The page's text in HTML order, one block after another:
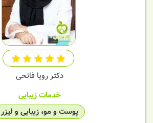
دکتر رویا فاتحی
خدمات زیبایی
پوست و مو، زیبایی و لیزر